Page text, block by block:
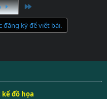
đăng ký để viết bài.
đồ họa